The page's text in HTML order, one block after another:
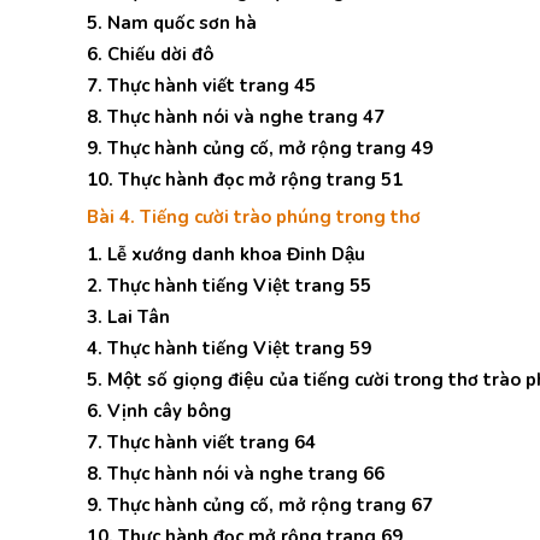
5. Nam quốc sơn hà
6. Chiếu dời đô
7. Thực hành viết trang 45
8. Thực hành nói và nghe trang 47
9. Thực hành củng cố, mở rộng trang 49
10. Thực hành đọc mở rộng trang 51
Bài 4. Tiếng cười trào phúng trong thơ
1. Lễ xướng danh khoa Đinh Dậu
2. Thực hành tiếng Việt trang 55
3. Lai Tân
4. Thực hành tiếng Việt trang 59
5. Một số giọng điệu của tiếng cười trong thơ trào
6. Vịnh cây bông
7. Thực hành viết trang 64
8. Thực hành nói và nghe trang 66
9. Thực hành củng cố, mở rộng trang 67